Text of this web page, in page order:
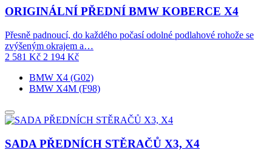
ORIGINÁLNÍ PŘEDNÍ BMW KOBERCE X4
Přesně padnoucí, do každého počasí odolné podlahové rohože se
zvýšeným okrajem a…
2 581 Kč 2 194 Kč
BMW X4 (G02)
BMW X4M (F98)
SADA PŘEDNÍCH STĚRAČŮ X3, X4